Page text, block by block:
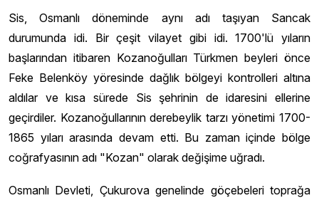
Sis, Osmanlı döneminde aynı adı taşıyan Sancak
durumunda idi. Bir çeşit vilayet gibi idi. 1700'lü yıların
başlarından itibaren Kozanoğulları Türkmen beyleri önce
Feke Belenköy yöresinde dağlık bölgeyi kontrolleri altına
aldılar ve kısa sürede Sis şehrinin de idaresini ellerine
geçirdiler. Kozanoğullarının derebeylik tarzı yönetimi 1700-
1865 yıları arasında devam etti. Bu zaman içinde bölge
coğrafyasının adı "Kozan" olarak değişime uğradı.
Osmanlı Devleti, Çukurova genelinde göçebeleri toprağa